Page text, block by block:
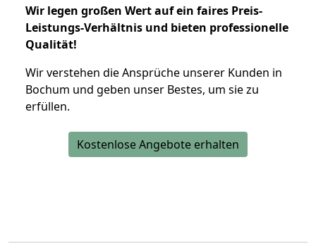
Wir legen großen Wert auf ein faires Preis-
Leistungs-Verhältnis und bieten professionelle
Qualität!
Wir verstehen die Ansprüche unserer Kunden in
Bochum und geben unser Bestes, um sie zu
erfüllen.
Kostenlose Angebote erhalten